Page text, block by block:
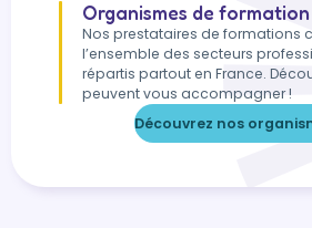
Organismes de
Nos prestataires de formations
l’ensemble des secteurs
répartis partout en France.
peuvent vous accompagner !
Découvrez nos